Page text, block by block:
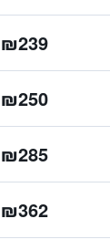
₪239
₪250
₪285
₪362